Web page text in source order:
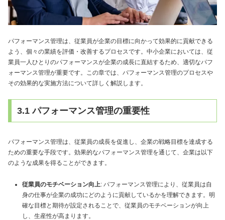
パフォーマンス管理は、従業員が企業の目標に向かって効果的に貢献できる
よう、個々の業績を評価・改善するプロセスです。中小企業においては、従
業員一人ひとりのパフォーマンスが企業の成長に直結するため、適切なパフ
ォーマンス管理が重要です。この章では、パフォーマンス管理のプロセスや
その効果的な実施方法について詳しく解説します。
3.1 パフォーマンス管理の重要性
パフォーマンス管理は、従業員の成長を促進し、企業の戦略目標を達成する
ための重要な手段です。効果的なパフォーマンス管理を通じて、企業は以下
のような成果を得ることができます。
従業員のモチベーション向上: パフォーマンス管理により、従業員は自
身の仕事が企業の成功にどのように貢献しているかを理解できます。明
確な目標と期待が設定されることで、従業員のモチベーションが向上
し、生産性が高まります。